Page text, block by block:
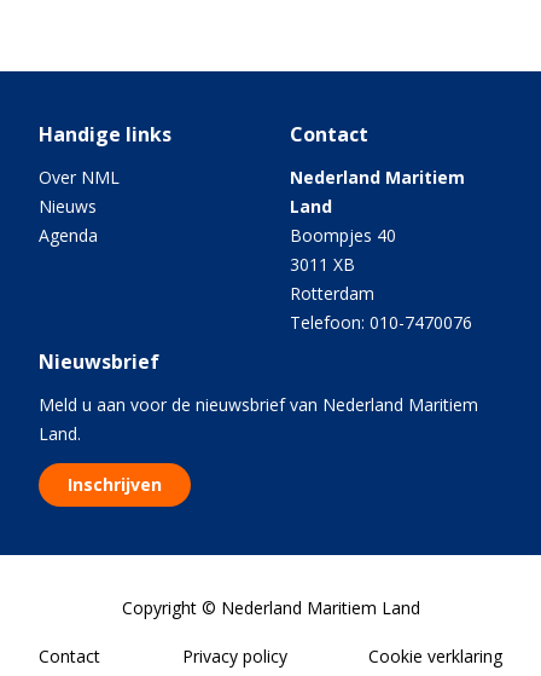
Handige links
Over NML
Nieuws
Agenda
Contact
Nederland Maritiem
Land
Boompjes 40
3011 XB
Rotterdam
Telefoon: 010-7470076
Nieuwsbrief
Meld u aan voor de nieuwsbrief van Nederland Maritiem
Land.
Inschrijven
Copyright © Nederland Maritiem Land
Contact Privacy policy Cookie verklaring